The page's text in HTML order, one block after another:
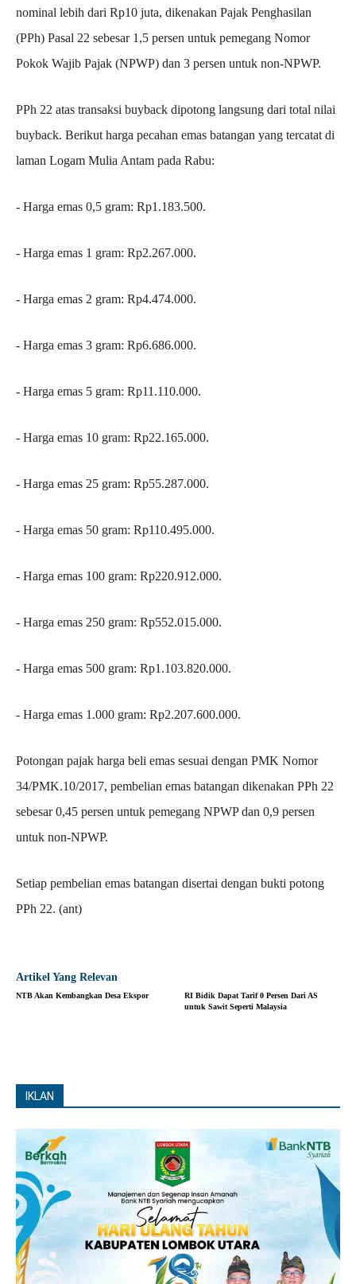
nominal lebih dari Rp10 juta, dikenakan Pajak Penghasilan
(PPh) Pasal 22 sebesar 1,5 persen untuk pemegang Nomor
Pokok Wajib Pajak (NPWP) dan 3 persen untuk non-NPWP.
‎PPh 22 atas transaksi buyback dipotong langsung dari total nilai
buyback. Berikut harga pecahan emas batangan yang tercatat di
laman Logam Mulia Antam pada Rabu:
‎- Harga emas 0,5 gram: Rp1.183.500.
‎- ⁠Harga emas 1 gram: Rp2.267.000.
‎- ⁠Harga emas 2 gram: Rp4.474.000.
‎- ⁠Harga emas 3 gram: Rp6.686.000.
‎- ⁠Harga emas 5 gram: Rp11.110.000.
‎- ⁠Harga emas 10 gram: Rp22.165.000.
‎- Harga emas 25 gram: Rp55.287.000.
‎- ⁠Harga emas 50 gram: Rp110.495.000.
‎- ⁠Harga emas 100 gram: Rp220.912.000.
‎- ⁠Harga emas 250 gram: Rp552.015.000.
‎- ⁠Harga emas 500 gram: Rp1.103.820.000.
‎- ⁠Harga emas 1.000 gram: Rp2.207.600.000.
‎Potongan pajak harga beli emas sesuai dengan PMK Nomor
34/PMK.10/2017, pembelian emas batangan dikenakan PPh 22
sebesar 0,45 persen untuk pemegang NPWP dan 0,9 persen
untuk non-NPWP.
‎Setiap pembelian emas batangan disertai dengan bukti potong
PPh 22. (ant)
Artikel Yang Relevan
NTB Akan Kembangkan Desa Ekspor
RI Bidik Dapat Tarif 0 Persen Dari AS
untuk Sawit Seperti Malaysia
IKLAN